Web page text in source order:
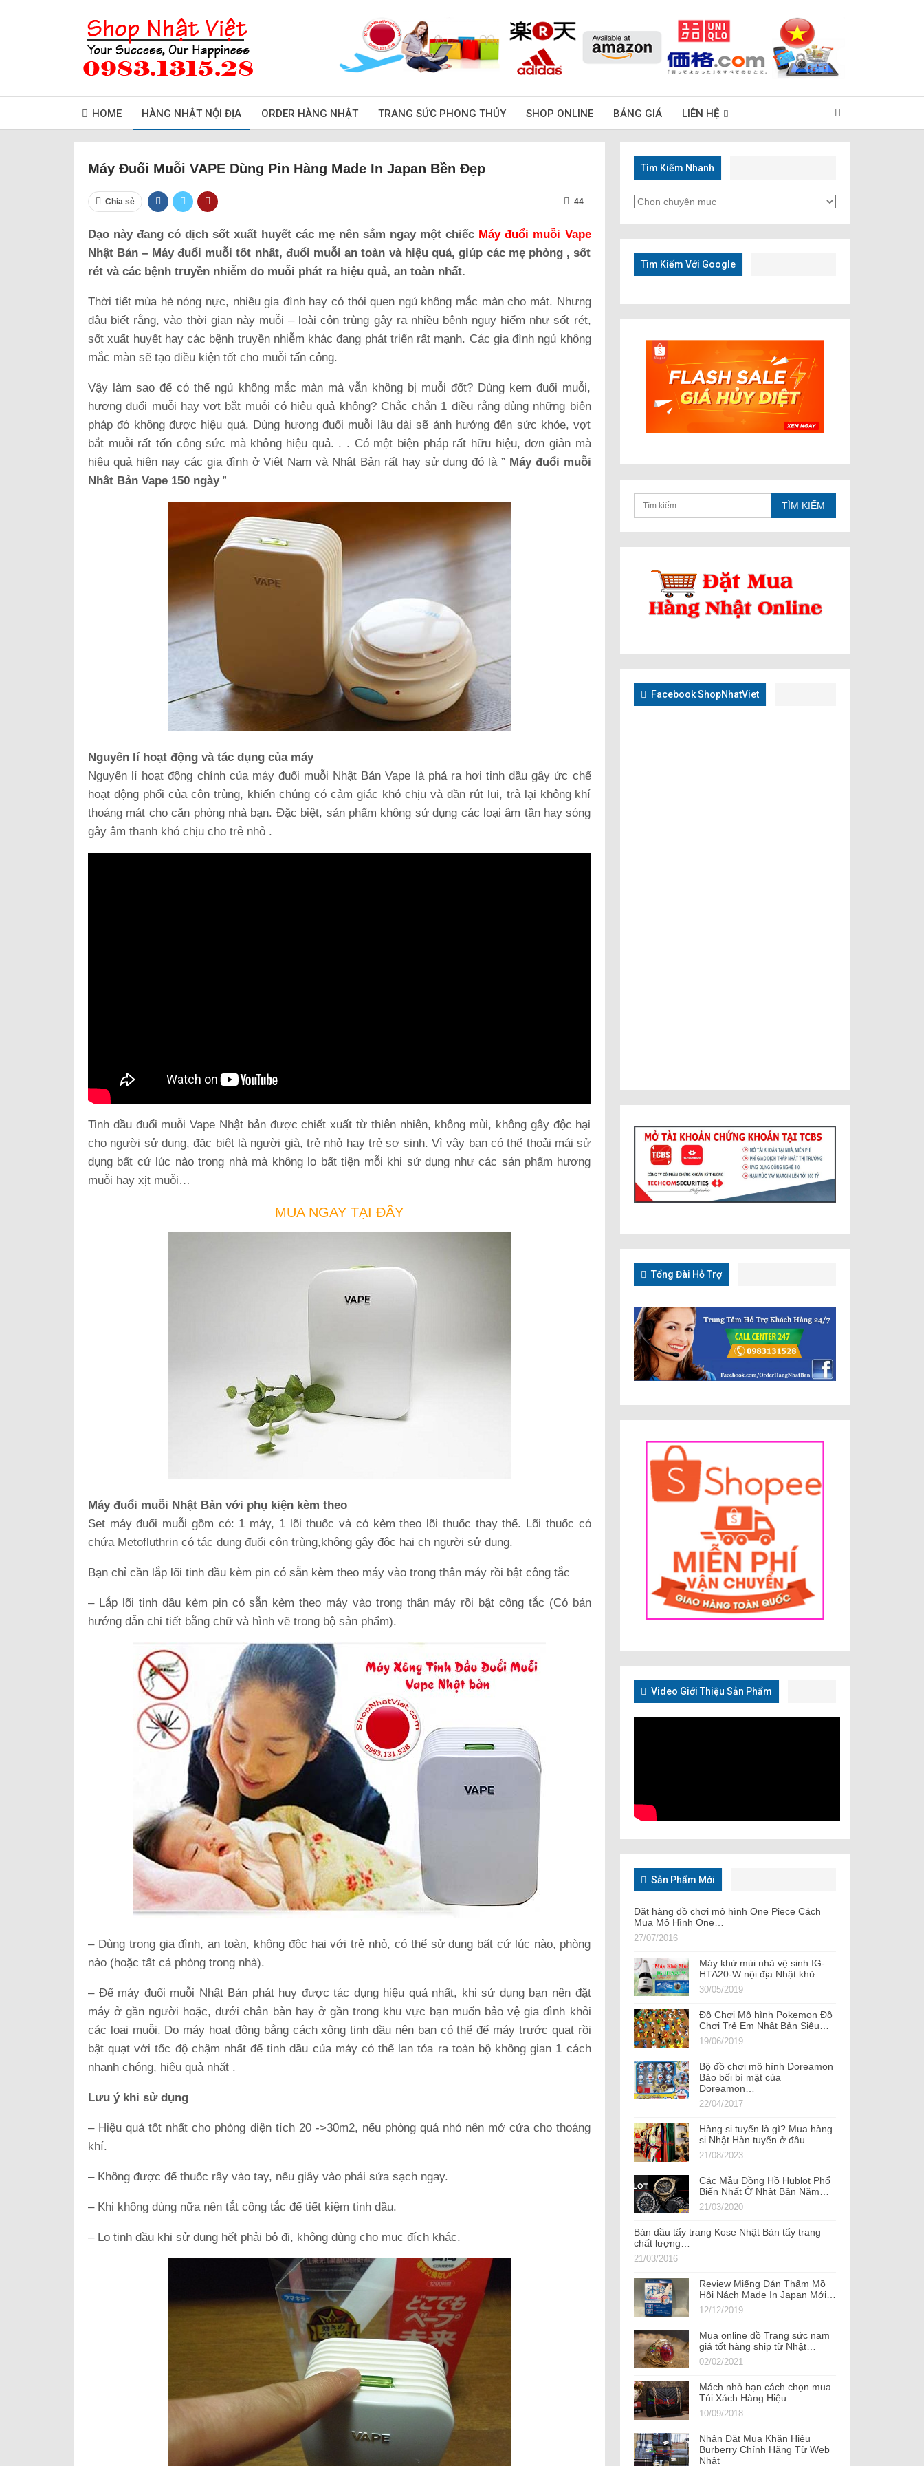
HOME HÀNG NHẬT NỘI ĐỊA ORDER HÀNG NHẬT TRANG SỨC PHONG THỦY SHOP ONLINE BẢNG GIÁ LIÊN HỆ
Máy Đuổi Muỗi VAPE Dùng Pin Hàng Made In Japan Bền Đẹp
Chia sẻ 44
Dạo này đang có dịch sốt xuất huyết các mẹ nên sắm ngay một chiếc Máy đuổi muỗi Vape
Nhật Bản – Máy đuổi muỗi tốt nhất, đuổi muỗi an toàn và hiệu quả, giúp các mẹ phòng , sốt
rét và các bệnh truyền nhiễm do muỗi phát ra hiệu quả, an toàn nhất.
Thời tiết mùa hè nóng nực, nhiều gia đình hay có thói quen ngủ không mắc màn cho mát. Nhưng
đâu biết rằng, vào thời gian này muỗi – loài côn trùng gây ra nhiều bệnh nguy hiểm như sốt rét,
sốt xuất huyết hay các bệnh truyền nhiễm khác đang phát triển rất mạnh. Các gia đình ngủ không
mắc màn sẽ tạo điều kiện tốt cho muỗi tấn công.
Vậy làm sao để có thể ngủ không mắc màn mà vẫn không bị muỗi đốt? Dùng kem đuổi muỗi,
hương đuổi muỗi hay vợt bắt muỗi có hiệu quả không? Chắc chắn 1 điều rằng dùng những biện
pháp đó không được hiệu quả. Dùng hương đuổi muỗi lâu dài sẽ ảnh hưởng đến sức khỏe, vợt
bắt muỗi rất tốn công sức mà không hiệu quả. . . Có một biện pháp rất hữu hiệu, đơn giản mà
hiệu quả hiện nay các gia đình ở Việt Nam và Nhật Bản rất hay sử dụng đó là ” Máy đuổi muỗi
Nhât Bản Vape 150 ngày”
Nguyên lí hoạt động và tác dụng của máy
Nguyên lí hoạt động chính của máy đuổi muỗi Nhật Bản Vape là phả ra hơi tinh dầu gây ức chế
hoạt động phổi của côn trùng, khiến chúng có cảm giác khó chịu và dần rút lui, trả lại không khí
thoáng mát cho căn phòng nhà bạn. Đặc biệt, sản phẩm không sử dụng các loại âm tần hay sóng
gây âm thanh khó chịu cho trẻ nhỏ .
Tinh dầu đuổi muỗi Vape Nhật bản được chiết xuất từ thiên nhiên, không mùi, không gây độc hại
cho người sử dụng, đặc biệt là người già, trẻ nhỏ hay trẻ sơ sinh. Vì vậy bạn có thể thoải mái sử
dụng bất cứ lúc nào trong nhà mà không lo bất tiện mỗi khi sử dụng như các sản phẩm hương
muỗi hay xịt muỗi…
MUA NGAY TẠI ĐÂY
Máy đuổi muỗi Nhật Bản với phụ kiện kèm theo
Set máy đuổi muỗi gồm có: 1 máy, 1 lõi thuốc và có kèm theo lõi thuốc thay thế. Lõi thuốc có
chứa Metofluthrin có tác dụng đuổi côn trùng,không gây độc hại ch người sử dụng.
Bạn chỉ cần lắp lõi tinh dầu kèm pin có sẵn kèm theo máy vào trong thân máy rồi bật công tắc
– Lắp lõi tinh dầu kèm pin có sẵn kèm theo máy vào trong thân máy rồi bật công tắc (Có bản
hướng dẫn chi tiết bằng chữ và hình vẽ trong bộ sản phẩm).
– Dùng trong gia đình, an toàn, không độc hại với trẻ nhỏ, có thể sử dụng bất cứ lúc nào, phòng
nào (hoặc tất cả phòng trong nhà).
– Để máy đuổi muỗi Nhật Bản phát huy được tác dụng hiệu quả nhất, khi sử dụng bạn nên đặt
máy ở gần người hoặc, dưới chân bàn hay ở gần trong khu vực bạn muốn bảo vệ gia đình khỏi
các loại muỗi. Do máy hoạt động bằng cách xông tinh dầu nên bạn có thể để máy trước quạt rồi
bật quạt với tốc độ chậm nhất để tinh dầu của máy có thể lan tỏa ra toàn bộ không gian 1 cách
nhanh chóng, hiệu quả nhất .
Lưu ý khi sử dụng
– Hiệu quả tốt nhất cho phòng diện tích 20 ->30m2, nếu phòng quá nhỏ nên mở cửa cho thoáng
khí.
– Không được để thuốc rây vào tay, nếu giây vào phải sửa sạch ngay.
– Khi không dùng nữa nên tắt công tắc để tiết kiệm tinh dầu.
– Lọ tinh dầu khi sử dụng hết phải bỏ đi, không dùng cho mục đích khác.
Tìm Kiếm Nhanh
Tìm
Tìm Kiếm Với Google
Facebook ShopNhatViet
Tổng Đài Hỗ Trợ
Video Giới Thiệu Sản Phẩm
Sản Phẩm Mới
Đặt hàng đồ chơi mô hình One Piece Cách
Mua Mô Hình One…
27/07/2016
Máy khử mùi nhà vệ sinh IG-
HTA20-W nội địa Nhật khử…
30/05/2019
Đồ Chơi Mô hình Pokemon Đồ
Chơi Trẻ Em Nhật Bản Siêu…
19/06/2019
Bộ đồ chơi mô hình Doreamon
Bảo bối bí mật của
Doreamon…
22/04/2017
Hàng si tuyển là gì? Mua hàng
si Nhật Hàn tuyển ở đâu…
21/08/2023
Các Mẫu Đồng Hồ Hublot Phổ
Biến Nhất Ở Nhật Bản Năm…
21/03/2020
Bán dầu tẩy trang Kose Nhật Bản tẩy trang
chất lượng…
21/03/2016
Review Miếng Dán Thấm Mồ
Hôi Nách Made In Japan Mới…
12/12/2019
Mua online đồ Trang sức nam
giá tốt hàng ship từ Nhật…
02/02/2021
Mách nhỏ bạn cách chọn mua
Túi Xách Hàng Hiệu…
10/09/2018
Nhận Đặt Mua Khăn Hiệu
Burberry Chính Hãng Từ Web
Nhật